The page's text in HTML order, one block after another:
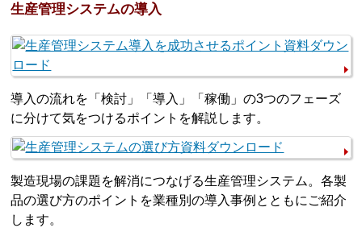
生産管理システムの導入
導入の流れを「検討」「導入」「稼働」の3つのフェーズ
に分けて気をつけるポイントを解説します。
製造現場の課題を解消につなげる生産管理システム。各製
品の選び方のポイントを業種別の導入事例とともにご紹介
します。